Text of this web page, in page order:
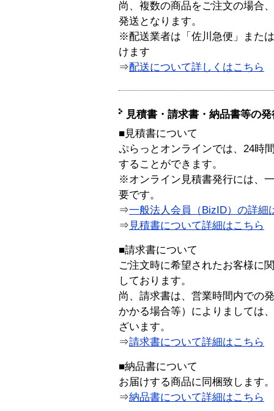
尚、複数の商品をご注文の場合
発送となります。
※配送業者は「佐川急便」また
けます
⇒配送について詳しくはこちら
見積書・請求書・納品書等の
■見積書について
ぷらっとオンラインでは、24時
することができます。
※オンライン見積書発行には、
要です。
⇒一般法人会員（BizID）の詳細
⇒ 見積書について詳細はこちら
■請求書について
ご注文時に希望されたお客様に
しております。
尚、請求書は、営業時間内での
かかる場合等）によりましては
ざいます。
⇒請求書について詳細はこちら
■納品書について
お届けする商品に同梱致します。
⇒納品書について詳細はこちら